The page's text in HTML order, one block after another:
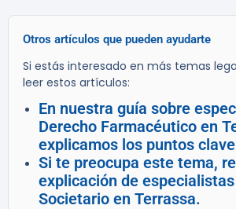
Otros artículos que pueden ayudarte
Si estás interesado en más temas
leer estos artículos:
En nuestra guía sobre
Derecho Farmacéutico en
explicamos los puntos
Si te preocupa este tema,
explicación de
Societario en Terrassa.